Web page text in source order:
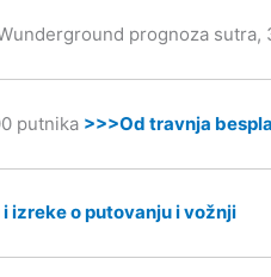
prognoza sutra,
putnika >>>Od travnja
izreke o putovanju i vožnji